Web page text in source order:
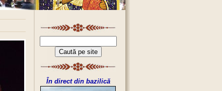
În direct din bazilică